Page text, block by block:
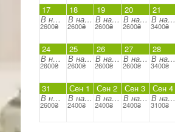
17
В наличии
2600₴
18
В наличии
2600₴
19
В наличии
2600₴
20
В наличии
2600₴
21
В наличии
3400₴
24
В наличии
2600₴
25
В наличии
2600₴
26
В наличии
2600₴
27
В наличии
2600₴
28
В наличии
3400₴
31
В наличии
2600₴
Сен 1
В наличии
2400₴
Сен 2
В наличии
2400₴
Сен 3
В наличии
2400₴
Сен 4
В наличии
3100₴